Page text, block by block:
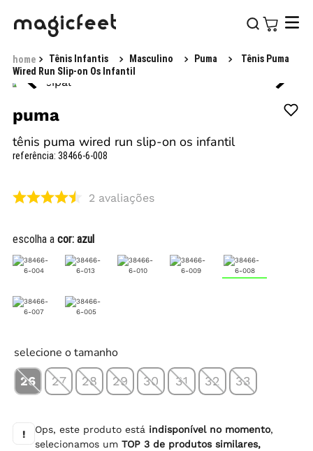
Tênis Infantis Masculino Puma
Tênis Puma
Wired Run Slip-on Os Infantil
puma
tênis puma wired run slip-on os infantil
referência: 38466-6-008
2 avaliações
escolha a cor: azul
selecione o tamanho
26 27 28 29 30 31 32 33
! Ops, este produto está indisponível no momento,
selecionamos umTOP3 de produtos similares,